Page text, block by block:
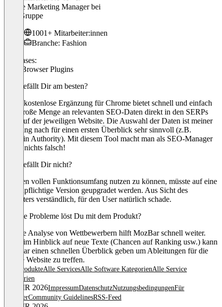
Online Marketing Managerbei
Witt-Gruppe
1001+ Mitarbeiter:innen
Branche: Fashion
Use cases:
SEO Browser Plugins
Was gefällt Dir am besten?
Diese kostenlose Ergänzung für Chrome bietet schnell und einfach
eine große Menge an relevanten SEO-Daten direkt in den SERPs
oder auf der jeweiligen Website. Die Auswahl der Daten ist meiner
Meinung nach für einen ersten Überblick sehr sinnvoll (z.B.
Domain Authority). Mit diesem Tool macht man als SEO-Manager
sicher nichts falsch!
Was gefällt Dir nicht?
Um den vollen Funktionsumfang nutzen zu können, müsste auf eine
kostenpflichtige Version geupgradet werden. Aus Sicht des
Anbieters verständlich, für den User natürlich schade.
Welche Probleme löst Du mit dem Produkt?
Für die Analyse von Wettbewerbern hilft MozBar schnell weiter.
Auch im Hinblick auf neue Texte (Chancen auf Ranking usw.) kann
MozBar einen schnellen Überblick geben um Ableitungen für die
eigene Website zu treffen.
Alle ProdukteAlle ServicesAlle Software KategorienAlle Service
Kategorien
© OMR 2026ImpressumDatenschutzNutzungsbedingungenFür
AnbieterCommunity GuidelinesRSS-Feed